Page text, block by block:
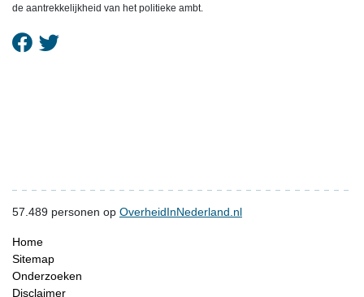
de aantrekkelijkheid van het politieke ambt.
57.489 personen op OverheidInNederland.nl
Home
Sitemap
Onderzoeken
Disclaimer